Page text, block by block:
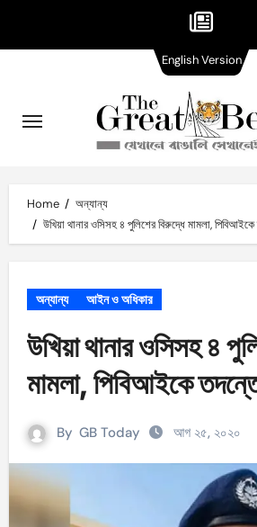
content
Home
অন্যান্য
উখিয়া থানার ওসিসহ ৪ পুলিশের বিরুদ্ধে মামলা, পিবিআইকে
অন্যান্য আইন ও অধিকার
উখিয়া থানার ওসিসহ ৪
মামলা, পিবিআইকে
By GB Today আগ ২৫, ২০২০
English Version